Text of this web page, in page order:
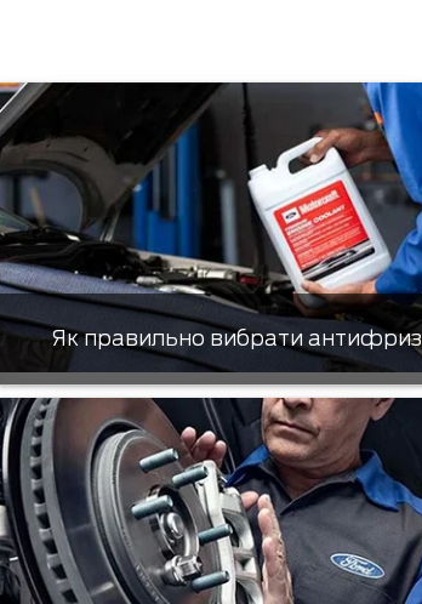
Як правильно вибрати антифриз